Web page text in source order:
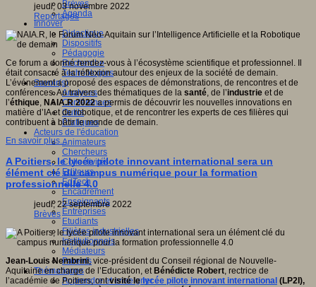
Brèves
Agenda
Innover
Didactique
Dispositifs
Pédagogie
Recherche
Technologies
Savoir(s)
Analyses
Conférences
Outils
Pratiques
Acteurs de l'éducation
Animateurs
Chercheurs
Collectivités
Editeurs
EdTech
Encadrement
Enseignants
Entreprises
Etudiants
Filières industrielles
Institutionnels
Médiateurs
Parents
Thématiques
Apprendre et enseigner
jeudi, 03 novembre 2022
Reportages
Ce forum a donné rendez-vous à l’écosystème scientifique et professionnel. Il
était consacré à la réflexion autour des enjeux de la société de demain.
L’événement a proposé des espaces de démonstrations, de rencontres et de
conférences. Au travers des thématiques de la santé, de l’industrie et de
l’éthique, NAIA.R 2022a permis de découvrir les nouvelles innovations en
matière d’IA et de robotique, et de rencontrer les experts de ces filières qui
contribuent à bâtir le monde de demain.
En savoir plus...
A Poitiers, le lycée pilote innovant international sera un
élément clé du campus numérique pour la formation
professionnelle 4.0
jeudi, 22 septembre 2022
Brèves
Jean-Louis Nembrini, vice-président du Conseil régional de Nouvelle-
Aquitaine en charge de l’Education, et Bénédicte Robert, rectrice de
l’académie de Poitiers, ontvisité lelycée pilote innovant international (LP2I),